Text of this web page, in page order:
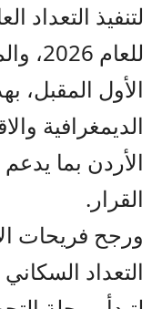
لتنفيذ التعداد
الأول المقبل،
الديمغرافية
الأردن بما
القرار.
ورجح فريحات
التعداد